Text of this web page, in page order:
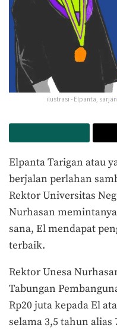
ilustrasi - Elpanta,
Elpanta Tarigan atau
berjalan perlahan
Rektor Universitas
Nurhasan
sana, El mendapat
terbaik.
Rektor Unesa
Tabungan
Rp20 juta kepada El
selama 3,5 tahun alias